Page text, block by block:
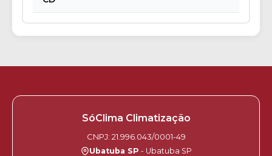
SóClima Climatização
CNPJ: 21.996.043/0001-49
Ubatuba SP - Ubatuba SP